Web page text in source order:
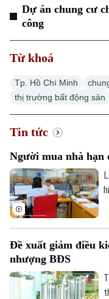
Dự án chung cư
công
Từ khoá
Tp. Hồ Chí Minh
thị trường bất động sản
Tin tức
Người mua nhà hạn
Đề xuất giảm điều
nhượng BĐS